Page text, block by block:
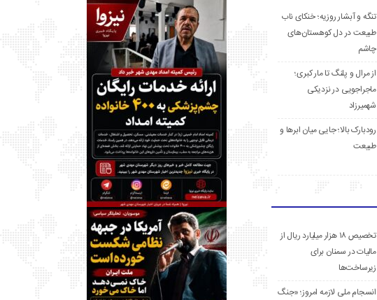
تنگه و آبشار روزیه؛ خنکای ناب
طبیعت در دل کوهستان‌های
چاشم
از مرال و پلنگ تا مار کبری؛
ماجراجویی در نزدیکی
شهمیرزاد
رودبارک بالا؛ جایی میان ابرها و
طبیعت
تخصیص ۱۸ هزار میلیارد ریال از
مالیات در سمنان برای
زیرساخت‌ها
انسجام ملی لازمه امروز؛ «جنگ